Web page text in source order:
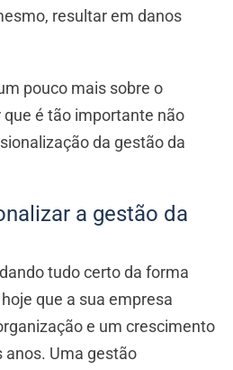
resultar em danos
pouco mais sobre o
é tão importante não
da gestão da
a gestão da
tudo certo da forma
que a sua empresa
e um crescimento
anos. Uma gestão